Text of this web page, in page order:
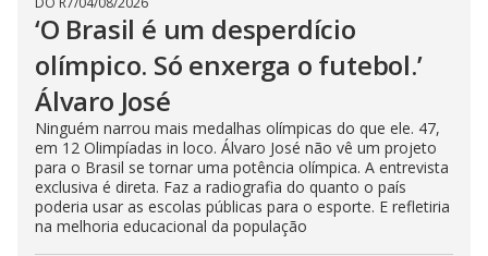
‘O Brasil é um desperdício
olímpico. Só enxerga o futebol.’
Álvaro José
Ninguém narrou mais medalhas olímpicas do que ele. 47,
em 12 Olimpíadas in loco. Álvaro José não vê um projeto
para o Brasil se tornar uma potência olímpica. A entrevista
exclusiva é direta. Faz a radiografia do quanto o país
poderia usar as escolas públicas para o esporte. E refletiria
na melhoria educacional da população